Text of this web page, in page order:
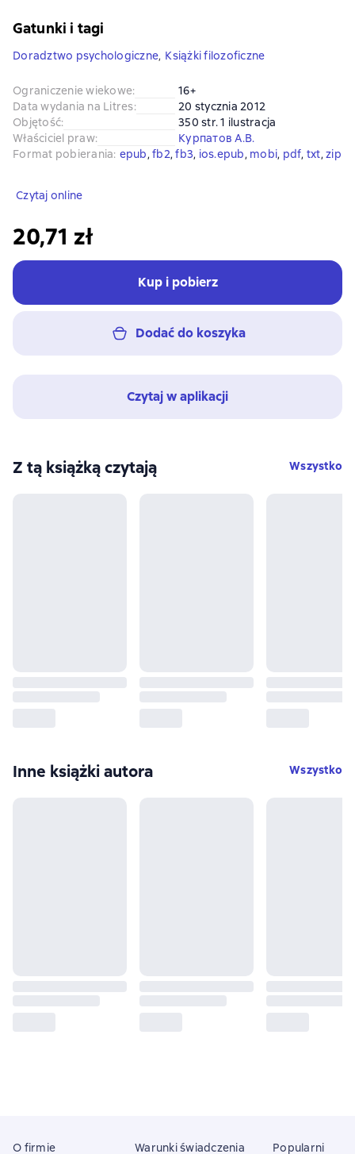
Gatunki i tagi
Doradztwo psychologiczne, Książki filozoficzne
Ograniczenie wiekowe:
16+
Data wydania na Litres:
20 stycznia 2012
Objętość:
350 str. 1 ilustracja
Właściciel praw:
Курпатов А.В.
Format pobierania: epub, fb2, fb3, ios.epub, mobi, pdf, txt, zip
Czytaj online
20,71 zł
Kup i pobierz
Dodać do koszyka
Czytaj w aplikacji
Z tą książką czytają Wszystko
Inne książki autora Wszystko
O firmie Warunki świadczenia Popularni